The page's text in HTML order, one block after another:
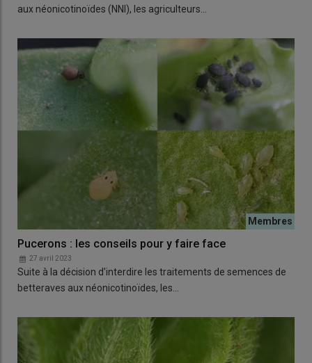
aux néonicotinoïdes (NNI), les agriculteurs…
Pucerons : les conseils pour y faire face
27 avril 2023
Suite à la décision d’interdire les traitements de semences de
betteraves aux néonicotinoïdes, les…